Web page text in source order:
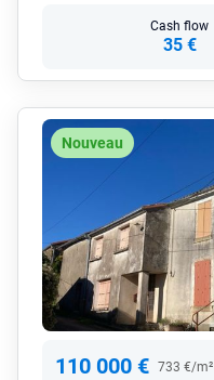
Cash flow
35 €
Nouveau
110 000 € 733 €/m²